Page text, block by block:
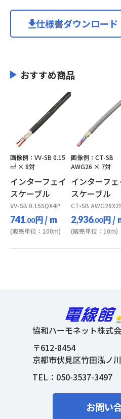
仕様書ダウンロード
おすすめ商品
画像例：VV-SB 0.15
㎟ × 8対
インターフェイ
スケーブル
VV-SB 0.15SQX4P
741.00円/ m
(販売単位：100m)
画像例：CT-SB
AWG26 × 7対
インターフェ
スケーブル
CT-SB
2,936.00円/
(販売単位：10m)
協和ハーモネット株式
〒612-8454
京都市伏見区竹田泓ノ
TEL： 050-3537-3497
お問い